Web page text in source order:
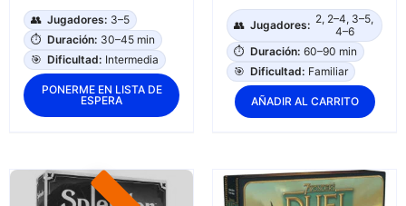
👥 Jugadores: 3–5
⏱️ Duración: 30–45 min
🎯 Dificultad: Intermedia
PONERME EN LISTA DE
ESPERA
👥 Jugadores: 2, 2–4, 3–5,
4–6
⏱️ Duración: 60–90 min
🎯 Dificultad: Familiar
AÑADIR AL CARRITO